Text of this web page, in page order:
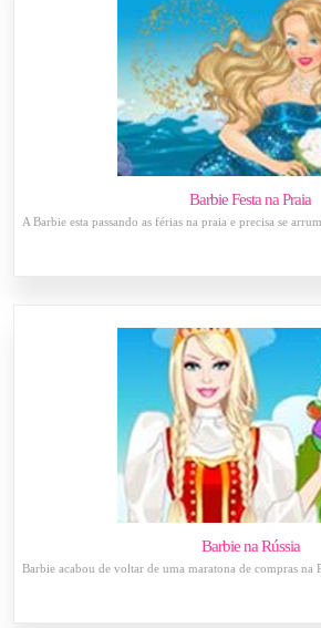
Barbie Festa na Praia
A Barbie esta passando as férias na praia e precisa se
Barbie na Rússia
Barbie acabou de voltar de uma maratona de compras na